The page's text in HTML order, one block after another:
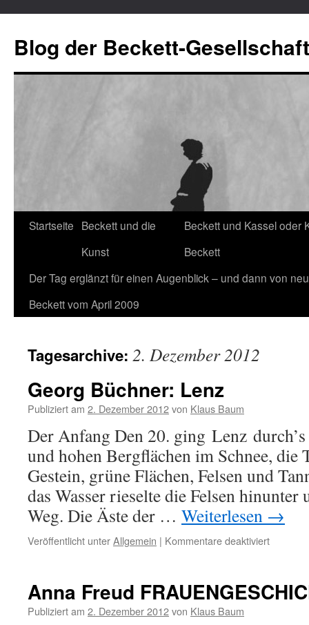
Blog der Beckett-Gesellschaft
Zum
springen
Startseite Beckett und die
Kunst
Beckett und Kassel oder
Beckett
Der Tag erglänzt für einen Augenblick – und dann von
Beckett vom April 2009
Tagesarchive: 2. Dezember 2012
Georg Büchner: Lenz
Publiziert am 2. Dezember 2012von Klaus Baum
Der Anfang Den 20. ging Lenz
und hohen Bergflächen im Schnee, die
Gestein, grüne Flächen, Felsen und
das Wasser rieselte die Felsen hinunter
Weg. Die Äste der … Weiterlesen →
Veröffentlicht unterAllgemein | Kommentare deaktiviert
Lenz
Anna Freud
Publiziert am 2. Dezember 2012von Klaus Baum